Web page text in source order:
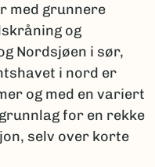
med grunnere
og
Nordsjøen i sør,
i nord er
og med en variert
for en rekke
selv over korte